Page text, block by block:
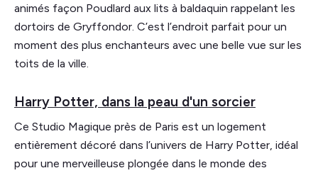
animés façon Poudlard aux lits à baldaquin rappelant les
dortoirs de Gryffondor. C’est l’endroit parfait pour un
moment des plus enchanteurs avec une belle vue sur les
toits de la ville.
Harry Potter, dans la peau d'un sorcier
Ce Studio Magique près de Paris est un logement
entièrement décoré dans l’univers de Harry Potter, idéal
pour une merveilleuse plongée dans le monde des